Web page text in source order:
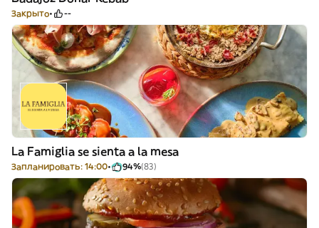
Закрыто --
La Famiglia se sienta a la mesa
Запланировать: 14:00 94%(83)